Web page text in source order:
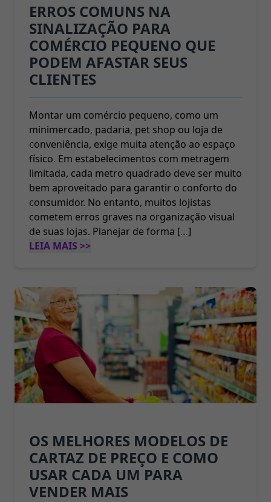
ERROS COMUNS NA
SINALIZAÇÃO PARA
COMÉRCIO PEQUENO QUE
PODEM AFASTAR SEUS
CLIENTES
Montar um comércio pequeno, como um
minimercado, padaria, pet shop ou loja de
conveniência, exige muita atenção ao espaço
físico. Em estabelecimentos com metragem
limitada, cada metro quadrado deve ser muito
bem aproveitado para garantir o conforto do
consumidor. No entanto, muitos lojistas
cometem erros graves na organização visual
de suas lojas. Planejar de forma […]
LEIA MAIS >>
OS MELHORES MODELOS DE
CARTAZ DE PREÇO E COMO
USAR CADA UM PARA
VENDER MAIS